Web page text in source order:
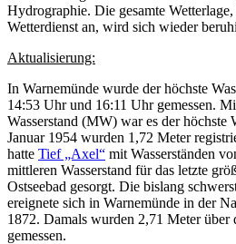
Hydrographie. Die gesamte
Wetterdienst an, wird sich wieder
Aktualisierung:
In Warnemünde wurde der höchste
14:53 Uhr und 16:11 Uhr gemessen.
Wasserstand (MW) war es der höchste
Januar 1954 wurden 1,72 Meter
hatte Tief „Axel“ mit Wasserständen
mittleren Wasserstand für das letzte
Ostseebad gesorgt. Die bislang
ereignete sich in Warnemünde in der
1872. Damals wurden 2,71 Meter über
gemessen.